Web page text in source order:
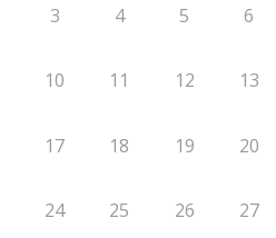
3 4 5 6
10 11 12 13
17 18 19 20
24 25 26 27